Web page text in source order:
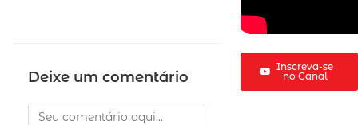
Deixe um comentário
Inscreva-se
no Canal